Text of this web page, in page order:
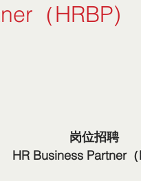
（HRBP)
岗位招聘
HR Business Partner